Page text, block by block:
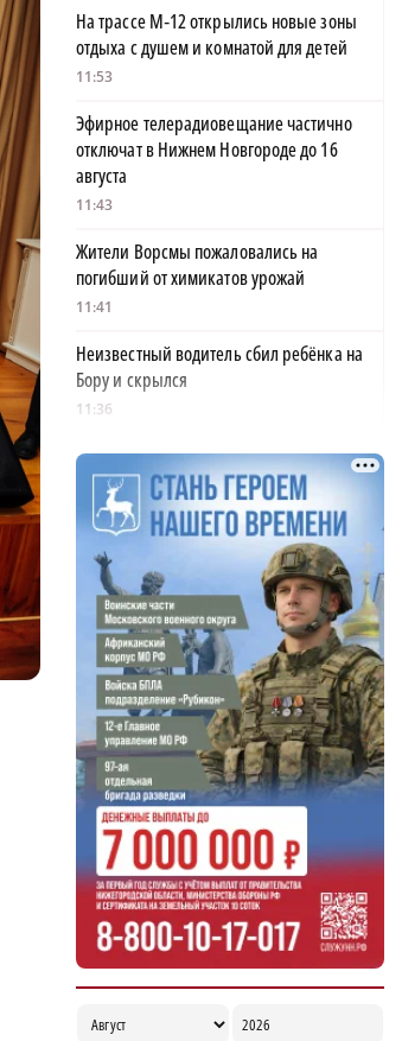
На трассе М‑12 открылись новые зоны
отдыха с душем и комнатой для детей
11:53
Эфирное телерадиовещание частично
отключат в Нижнем Новгороде до 16
августа
11:43
Жители Ворсмы пожаловались на
погибший от химикатов урожай
11:41
Неизвестный водитель сбил ребёнка на
Бору и скрылся
11:36
Осколки сдетонировавшего беспилотника
повредили жилой дом в Кулебакском
районе
11:32
Четыре человека пострадали из-за атаки
БПЛА в Нижегородской области
11:24
40 тысяч рублей получит девочка из-за
травмы в автобусе в Нижнем Новгороде
11:15
Владимир Путин объявил об открытии
учебного ИТ-центра в Нижнем Новгороде
11:12